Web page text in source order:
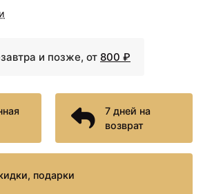
18220 ₽
и позже, от 800 ₽
7 дней на
возврат
подарки